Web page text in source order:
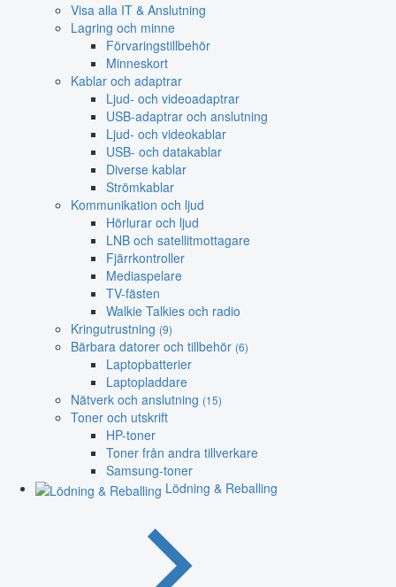
Visa alla IT & Anslutning
Lagring och minne
Förvaringstillbehör
Minneskort
Kablar och adaptrar
Ljud- och videoadaptrar
USB-adaptrar och anslutning
Ljud- och videokablar
USB- och datakablar
Diverse kablar
Strömkablar
Kommunikation och ljud
Hörlurar och ljud
LNB och satellitmottagare
Fjärrkontroller
Mediaspelare
TV-fästen
Walkie Talkies och radio
Kringutrustning (9)
Bärbara datorer och tillbehör (6)
Laptopbatterier
Laptopladdare
Nätverk och anslutning (15)
Toner och utskrift
HP-toner
Toner från andra tillverkare
Samsung-toner
Lödning & Reballing